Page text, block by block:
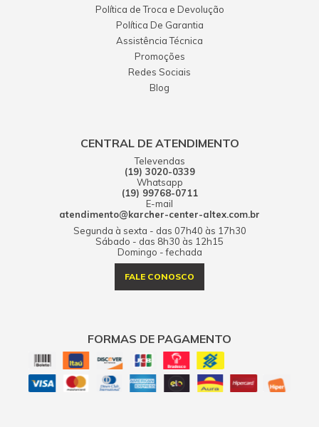
Política de Troca e Devolução
Política De Garantia
Assistência Técnica
Promoções
Redes Sociais
Blog
CENTRAL DE ATENDIMENTO
Televendas
(19) 3020-0339
Whatsapp
(19) 99768-0711
E-mail
atendimento@karcher-center-altex.com.br
Segunda à sexta - das 07h40 às 17h30
Sábado - das 8h30 às 12h15
Domingo - fechada
FALE CONOSCO
FORMAS DE PAGAMENTO